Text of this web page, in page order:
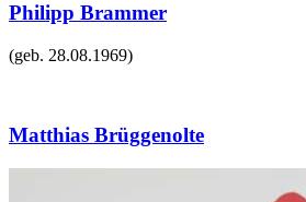
Philipp Brammer
(geb. 28.08.1969)
Matthias Brüggenolte